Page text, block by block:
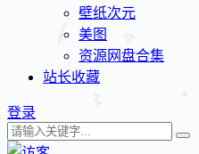
壁纸次元
美图
资源网盘合集
站长收藏
登录